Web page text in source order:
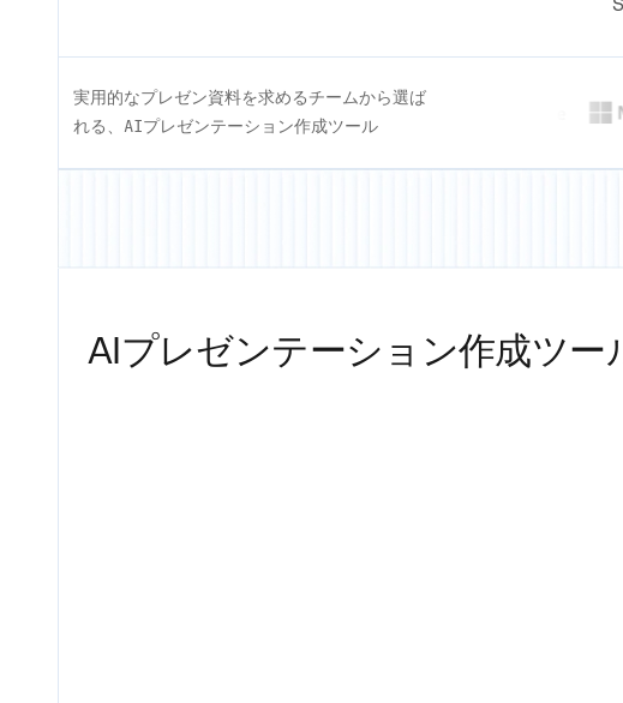
実用的なプレゼン資料を求めるチームから選ば
れる、AIプレゼンテーション作成ツール
AIプレゼンテーション作成ツー